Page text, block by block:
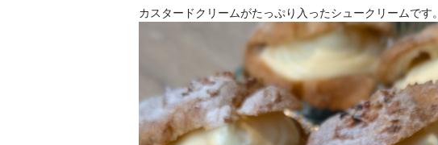
カスタードクリームがたっぷり入ったシュークリームです。